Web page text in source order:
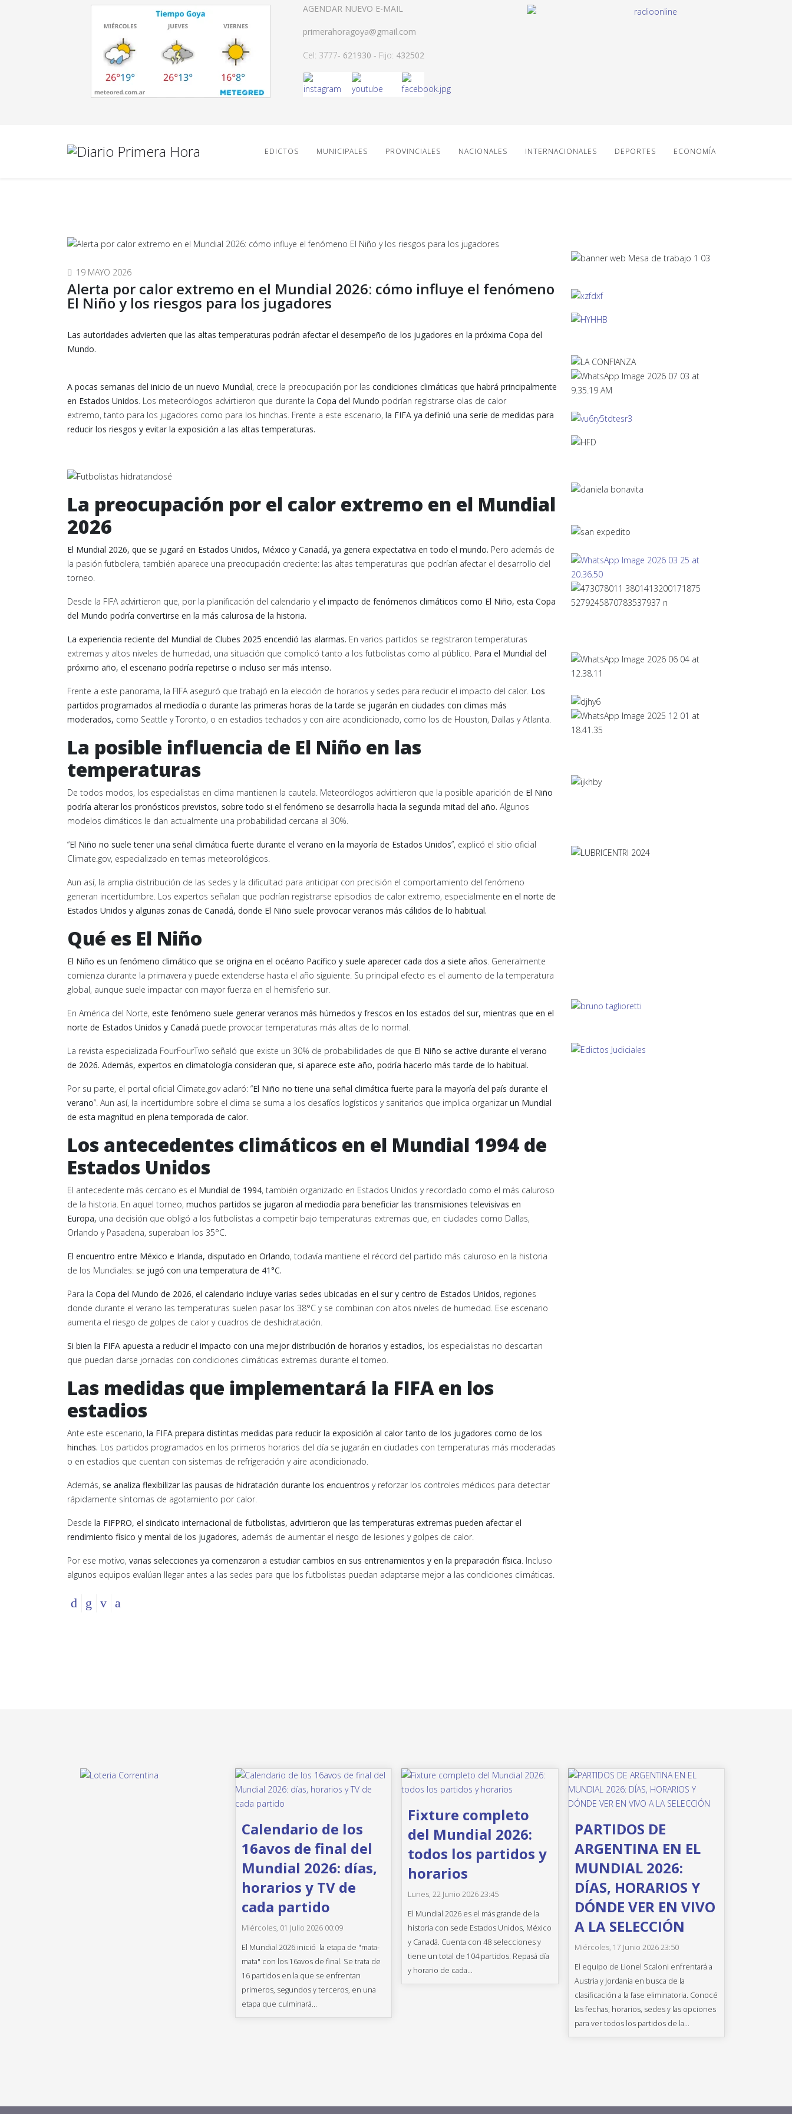
AGENDAR NUEVO E-MAIL
primerahoragoya@gmail.com
Cel: 3777- 621930 - Fijo: 432502
EDICTOS MUNICIPALES PROVINCIALES NACIONALES INTERNACIONALES DEPORTES ECONOMÍA
19 MAYO 2026
Alerta por calor extremo en el Mundial 2026: cómo influye el fenómeno
El Niño y los riesgos para los jugadores
Las autoridades advierten que las altas temperaturas podrán afectar el desempeño de los jugadores en la próxima Copa del
Mundo.
A pocas semanas del inicio de un nuevo Mundial, crece la preocupación por las condiciones climáticas que habrá principalmente
en Estados Unidos. Los meteorólogos advirtieron que durante la Copa del Mundo podrían registrarse olas de calor
extremo, tanto para los jugadores como para los hinchas. Frente a este escenario, la FIFA ya definió una serie de medidas para
reducir los riesgos y evitar la exposición a las altas temperaturas.
La preocupación por el calor extremo en el Mundial
2026
El Mundial 2026, que se jugará en Estados Unidos, México y Canadá, ya genera expectativa en todo el mundo. Pero además de
la pasión futbolera, también aparece una preocupación creciente: las altas temperaturas que podrían afectar el desarrollo del
torneo.
Desde la FIFA advirtieron que, por la planificación del calendario yel impacto de fenómenos climáticos como El Niño, esta Copa
del Mundo podría convertirse en la más calurosa de la historia.
La experiencia reciente del Mundial de Clubes 2025 encendió las alarmas. En varios partidos se registraron temperaturas
extremas y altos niveles de humedad, una situación que complicó tanto a los futbolistas como al público. Para el Mundial del
próximo año, el escenario podría repetirse o incluso ser más intenso.
Frente a este panorama, la FIFA aseguró que trabajó en la elección de horarios y sedes para reducir el impacto del calor. Los
partidos programados al mediodía o durante las primeras horas de la tarde se jugarán en ciudades con climas más
moderados, como Seattle y Toronto, o en estadios techados y con aire acondicionado, como los de Houston, Dallas y Atlanta.
La posible influencia de El Niño en las
temperaturas
De todos modos, los especialistas en clima mantienen la cautela. Meteorólogos advirtieron que la posible aparición de El Niño
podría alterar los pronósticos previstos, sobre todo si el fenómeno se desarrolla hacia la segunda mitad del año. Algunos
modelos climáticos le dan actualmente una probabilidad cercana al 30%.
“El Niño no suele tener una señal climática fuerte durante el verano en la mayoría de Estados Unidos”, explicó el sitio oficial
Climate.gov, especializado en temas meteorológicos.
Aun así, la amplia distribución de las sedes y la dificultad para anticipar con precisión el comportamiento del fenómeno
generan incertidumbre. Los expertos señalan que podrían registrarse episodios de calor extremo, especialmente en el norte de
Estados Unidos y algunas zonas de Canadá, donde El Niño suele provocar veranos más cálidos de lo habitual.
Qué es El Niño
El Niño es un fenómeno climático que se origina en el océano Pacífico y suele aparecer cada dos a siete años. Generalmente
comienza durante la primavera y puede extenderse hasta el año siguiente. Su principal efecto es el aumento de la temperatura
global, aunque suele impactar con mayor fuerza en el hemisferio sur.
En América del Norte, este fenómeno suele generar veranos más húmedos y frescos en los estados del sur, mientras que en el
norte de Estados Unidos y Canadá puede provocar temperaturas más altas de lo normal.
La revista especializada FourFourTwo señaló que existe un 30% de probabilidades de que El Niño se active durante el verano
de 2026. Además, expertos en climatología consideran que, si aparece este año, podría hacerlo más tarde de lo habitual.
Por su parte, el portal oficial Climate.gov aclaró: “El Niño no tiene una señal climática fuerte para la mayoría del país durante el
verano”. Aun así, la incertidumbre sobre el clima se suma a los desafíos logísticos y sanitarios que implica organizar un Mundial
de esta magnitud en plena temporada de calor.
Los antecedentes climáticos en el Mundial 1994 de
Estados Unidos
El antecedente más cercano es el Mundial de 1994, también organizado en Estados Unidos y recordado como el más caluroso
de la historia. En aquel torneo, muchos partidos se jugaron al mediodía para beneficiar las transmisiones televisivas en
Europa, una decisión que obligó a los futbolistas a competir bajo temperaturas extremas que, en ciudades como Dallas,
Orlando y Pasadena, superaban los 35°C.
El encuentro entre México e Irlanda, disputado en Orlando, todavía mantiene el récord del partido más caluroso en la historia
de los Mundiales: se jugó con una temperatura de 41°C.
Para la Copa del Mundo de 2026, el calendario incluye varias sedes ubicadas en el sur y centro de Estados Unidos, regiones
donde durante el verano las temperaturas suelen pasar los 38°C y se combinan con altos niveles de humedad. Ese escenario
aumenta el riesgo de golpes de calor y cuadros de deshidratación.
Si bien la FIFA apuesta a reducir el impacto con una mejor distribución de horarios y estadios, los especialistas no descartan
que puedan darse jornadas con condiciones climáticas extremas durante el torneo.
Las medidas que implementará la FIFA en los
estadios
Ante este escenario, la FIFA prepara distintas medidas para reducir la exposición al calor tanto de los jugadores como de los
hinchas. Los partidos programados en los primeros horarios del día se jugarán en ciudades con temperaturas más moderadas
o en estadios que cuentan con sistemas de refrigeración y aire acondicionado.
Además, se analiza flexibilizar las pausas de hidratación durante los encuentros y reforzar los controles médicos para detectar
rápidamente síntomas de agotamiento por calor.
Desde la FIFPRO, el sindicato internacional de futbolistas, advirtieron que las temperaturas extremas pueden afectar el
rendimiento físico y mental de los jugadores, además de aumentar el riesgo de lesiones y golpes de calor.
Por ese motivo, varias selecciones ya comenzaron a estudiar cambios en sus entrenamientos y en la preparación física. Incluso
algunos equipos evalúan llegar antes a las sedes para que los futbolistas puedan adaptarse mejor a las condiciones climáticas.
Calendario de los
16avos de final del
Mundial 2026: días,
horarios y TV de
cada partido
Miércoles, 01 Julio 2026 00:09
El Mundial 2026 inició la etapa de "mata-
mata" con los 16avos de final. Se trata de
16 partidos en la que se enfrentan
primeros, segundos y terceros, en una
etapa que culminará...
Fixture completo
del Mundial 2026:
todos los partidos y
horarios
Lunes, 22 Junio 2026 23:45
El Mundial 2026 es el más grande de la
historia con sede Estados Unidos, México
y Canadá. Cuenta con 48 selecciones y
tiene un total de 104 partidos. Repasá día
y horario de cada...
PARTIDOS DE
ARGENTINA EN EL
MUNDIAL 2026:
DÍAS, HORARIOS Y
DÓNDE VER EN VIVO
A LA SELECCIÓN
Miércoles, 17 Junio 2026 23:50
El equipo de Lionel Scaloni enfrentará a
Austria y Jordania en busca de la
clasificación a la fase eliminatoria. Conocé
las fechas, horarios, sedes y las opciones
para ver todos los partidos de la...